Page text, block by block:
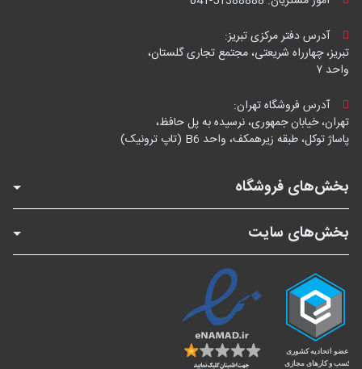
آدرس دفتر مرکزی تبریز:
تبریز، چهارراه شریعتی، مجتمع تجاری گلستان،
واحد ۷
آدرس فروشگاه تهران:
تهران، خیابان جمهوری، نرسیده به پل حافظ،
پاساژ توکل، طبقه زیرهمکف، واحد B6 (تاپ ترونیک)
بخش‌های فروشگاه
بخش‌های سایت